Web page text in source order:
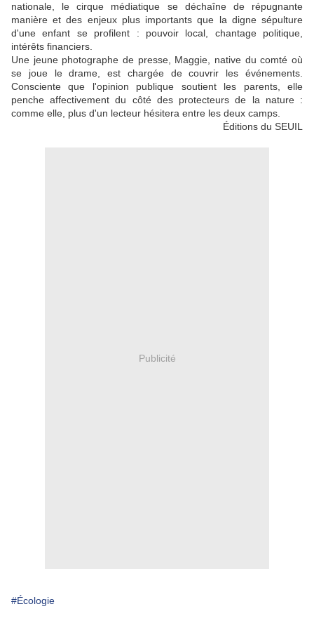
nationale, le cirque médiatique se déchaîne de répugnante
manière et des enjeux plus importants que la digne sépulture
d'une enfant se profilent : pouvoir local, chantage politique,
intérêts financiers.
Une jeune photographe de presse, Maggie, native du comté où
se joue le drame, est chargée de couvrir les événements.
Consciente que l'opinion publique soutient les parents, elle
penche affectivement du côté des protecteurs de la nature :
comme elle, plus d'un lecteur hésitera entre les deux camps.
Éditions du SEUIL
Publicité
#Écologie